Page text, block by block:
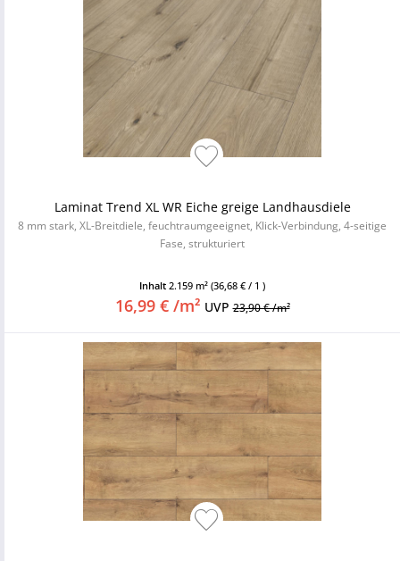
Laminat Trend XL WR Eiche greige Landhausdiele
8 mm stark, XL-Breitdiele, feuchtraumgeeignet, Klick-Verbindung, 4-seitige
Fase, strukturiert
Inhalt 2.159 m² (36,68 € / 1 )
16,99 € /m² UVP23,90 € /m²